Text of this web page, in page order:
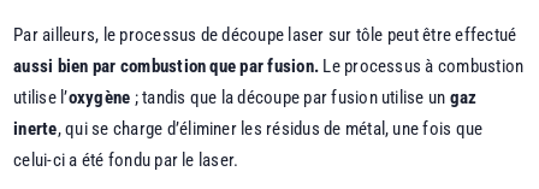
Par ailleurs, le processus de découpe laser sur tôle peut être effectué
aussi bien par combustion que par fusion. Le processus à combustion
utilise l’oxygène ; tandis que la découpe par fusion utilise un gaz
inerte, qui se charge d’éliminer les résidus de métal, une fois que
celui-ci a été fondu par le laser.